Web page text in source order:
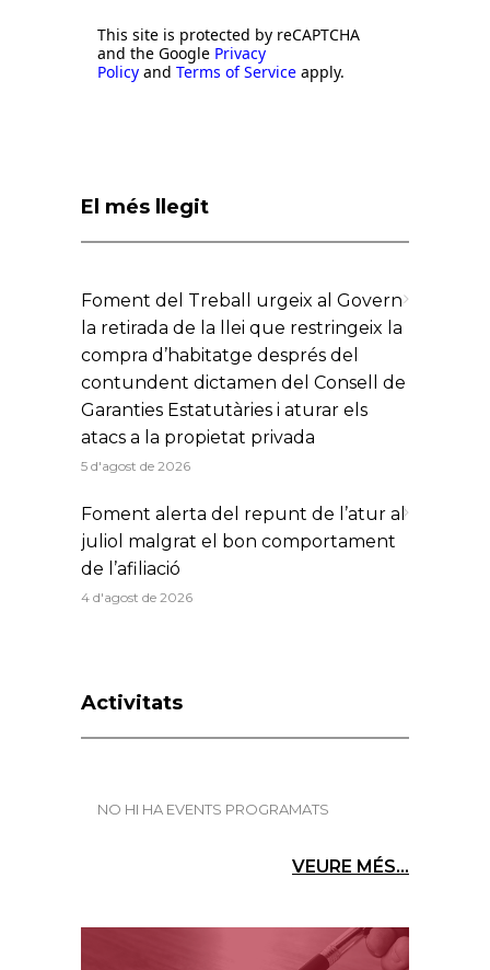
This site is protected by reCAPTCHA
and the Google Privacy
Policy and Terms of Service apply.
El més llegit
Foment del Treball urgeix al Govern
la retirada de la llei que restringeix la
compra d’habitatge després del
contundent dictamen del Consell de
Garanties Estatutàries i aturar els
atacs a la propietat privada
5 d'agost de 2026
Foment alerta del repunt de l’atur al
juliol malgrat el bon comportament
de l’afiliació
4 d'agost de 2026
Activitats
NO HI HA EVENTS PROGRAMATS
VEURE MÉS...